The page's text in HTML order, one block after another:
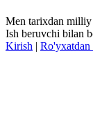
Men tarixdan milliy
Ish beruvchi bilan
Kirish | Ro'yxatdan